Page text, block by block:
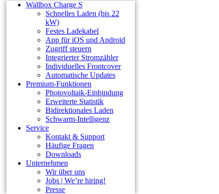
Wallbox Charge S
Schnelles Laden (bis 22
kW)
Festes Ladekabel
App für iOS und Android
Zugriff steuern
Integrierter Stromzähler
Individuelles Frontcover
Automatische Updates
Premium-Funktionen
Photovoltaik-Einbindung
Erweiterte Statistik
Bidirektionales Laden
Schwarm-Intelligenz
Service
Kontakt & Support
Häufige Fragen
Downloads
Unternehmen
Wir über uns
Jobs | We’re hiring!
Presse